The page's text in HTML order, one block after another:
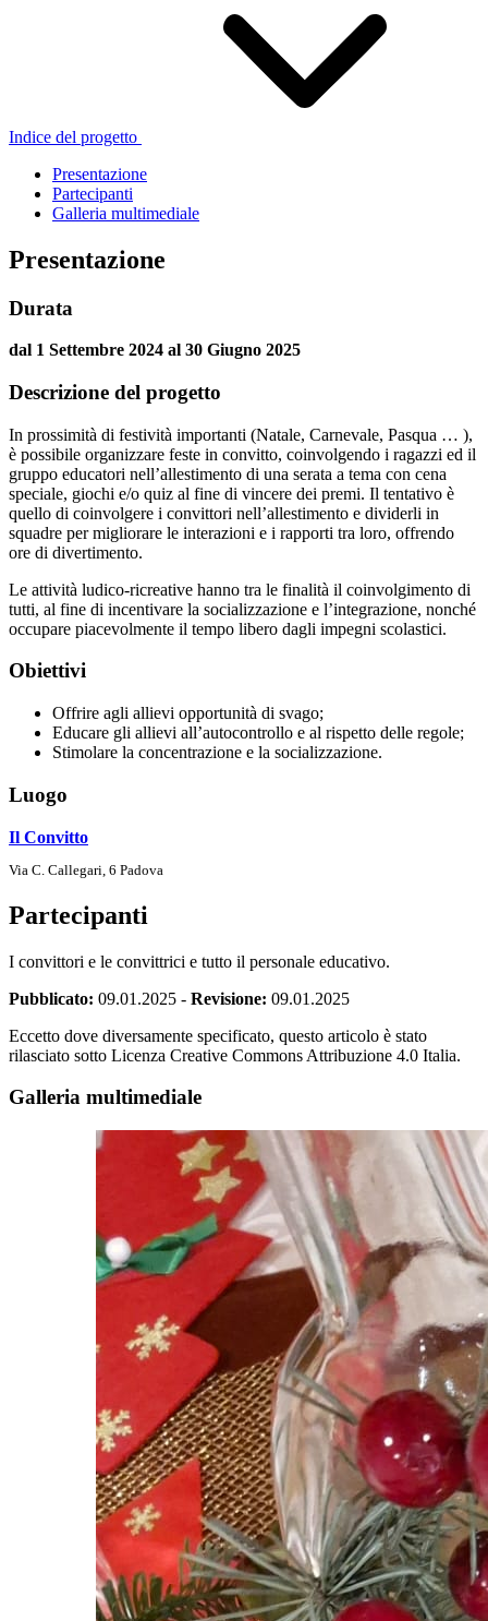
Indice del progetto
Presentazione
Partecipanti
Galleria multimediale
Presentazione
Durata
dal 1 Settembre 2024 al 30 Giugno 2025
Descrizione del progetto
In prossimità di festività importanti (Natale, Carnevale, Pasqua … ),
è possibile organizzare feste in convitto, coinvolgendo i ragazzi ed il
gruppo educatori nell’allestimento di una serata a tema con cena
speciale, giochi e/o quiz al fine di vincere dei premi. Il tentativo è
quello di coinvolgere i convittori nell’allestimento e dividerli in
squadre per migliorare le interazioni e i rapporti tra loro, offrendo
ore di divertimento.
Le attività ludico-ricreative hanno tra le finalità il coinvolgimento di
tutti, al fine di incentivare la socializzazione e l’integrazione, nonché
occupare piacevolmente il tempo libero dagli impegni scolastici.
Obiettivi
Offrire agli allievi opportunità di svago;
Educare gli allievi all’autocontrollo e al rispetto delle regole;
Stimolare la concentrazione e la socializzazione.
Luogo
Il Convitto
Via C. Callegari, 6 Padova
Partecipanti
I convittori e le convittrici e tutto il personale educativo.
Pubblicato: 09.01.2025 - Revisione: 09.01.2025
Eccetto dove diversamente specificato, questo articolo è stato
rilasciato sotto Licenza Creative Commons Attribuzione 4.0 Italia.
Galleria multimediale